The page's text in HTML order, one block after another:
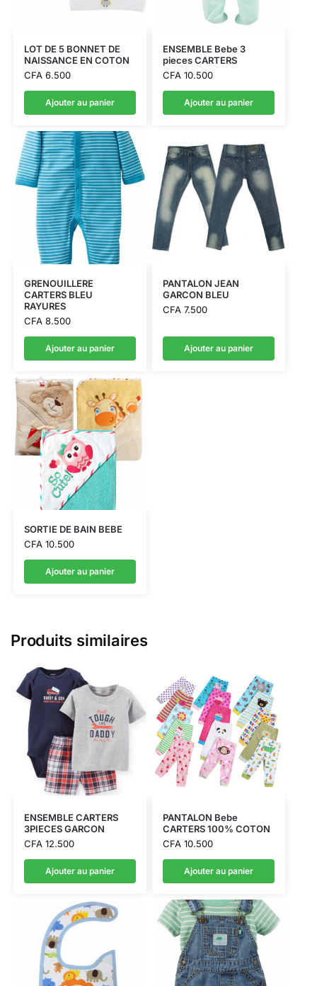
LOT DE 5 BONNET DE
NAISSANCE EN COTON
CFA6.500
Ajouter au panier
ENSEMBLE Bebe 3
pieces CARTERS
CFA10.500
Ajouter au panier
GRENOUILLERE
CARTERS BLEU
RAYURES
CFA8.500
Ajouter au panier
PANTALON JEAN
GARCON BLEU
CFA7.500
Ajouter au panier
SORTIE DE BAIN BEBE
CFA10.500
Ajouter au panier
Produits similaires
ENSEMBLE CARTERS
3PIECES GARCON
CFA12.500
Ajouter au panier
PANTALON Bebe
CARTERS 100% COTON
CFA10.500
Ajouter au panier